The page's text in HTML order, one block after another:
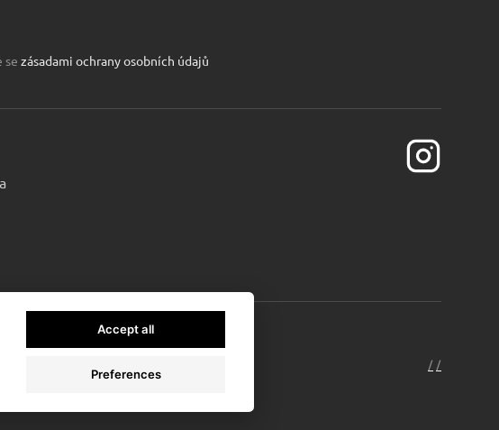
se zásadami ochrany osobních údajů
cookies / *
/
Accept all
Preferences